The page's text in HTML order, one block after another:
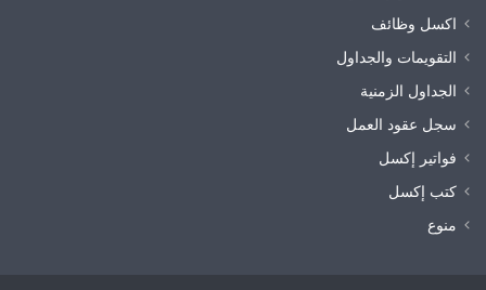
اكسل وظائف
التقويمات والجداول
الجداول الزمنية
سجل عقود العمل
فواتير إكسل
كتب إكسل
منوع